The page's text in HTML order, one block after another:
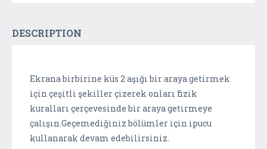
DESCRIPTION
Ekrana birbirine küs 2 aşığı bir araya getirmek
için çeşitli şekiller çizerek onları fizik
kuralları çerçevesinde bir araya getirmeye
çalışın.Geçemediğiniz bölümler için ipucu
kullanarak devam edebilirsiniz.